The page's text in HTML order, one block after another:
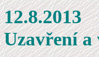
Uzavření a